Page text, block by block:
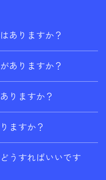
ありますか？
おりません。ただ
者であれば、
回数まで無料で利用
ありますか？
Express、
だけます。エンタープ
りますか？
場合、追加ユーザー
ります。また、追加
限を超えた場合に自
ますか？
かりません。いつで
可能です。
うすればいいです